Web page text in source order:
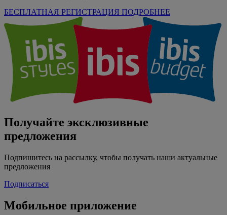
БЕСПЛАТНАЯ РЕГИСТРАЦИЯ ПОДРОБНЕЕ
Получайте эксклюзивные
предложения
Подпишитесь на рассылку, чтобы получать наши актуальные
предложения
Подписаться
Мобильное приложение